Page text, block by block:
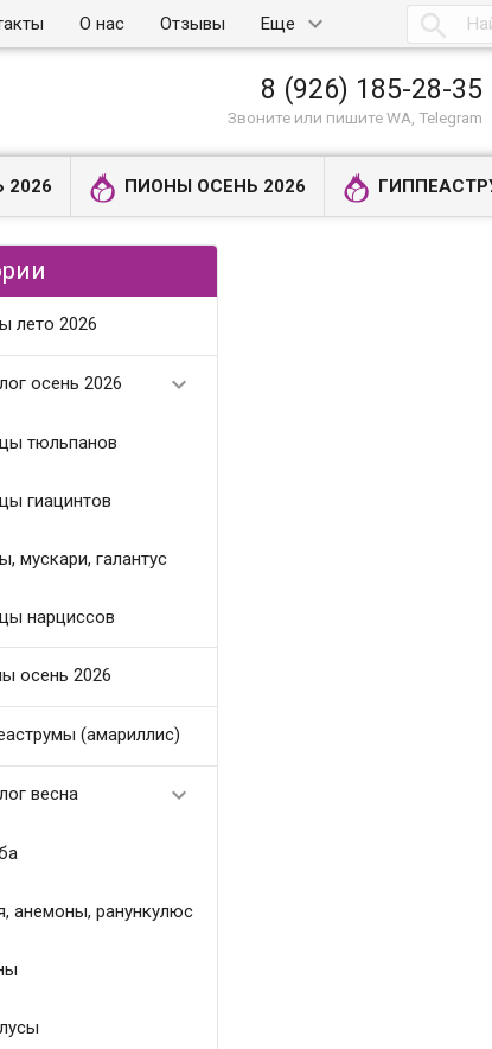
О нас Отзывы Еще 
8 (926) 185-28-35
Звоните или пишите WA, Telegram
2026 ПИОНЫ ОСЕНЬ 2026
лето 2026
осень 2026 
тюльпанов
гиацинтов
мускари, галантус
нарциссов
осень 2026
(амариллис)
весна 
анемоны, ранункулюс